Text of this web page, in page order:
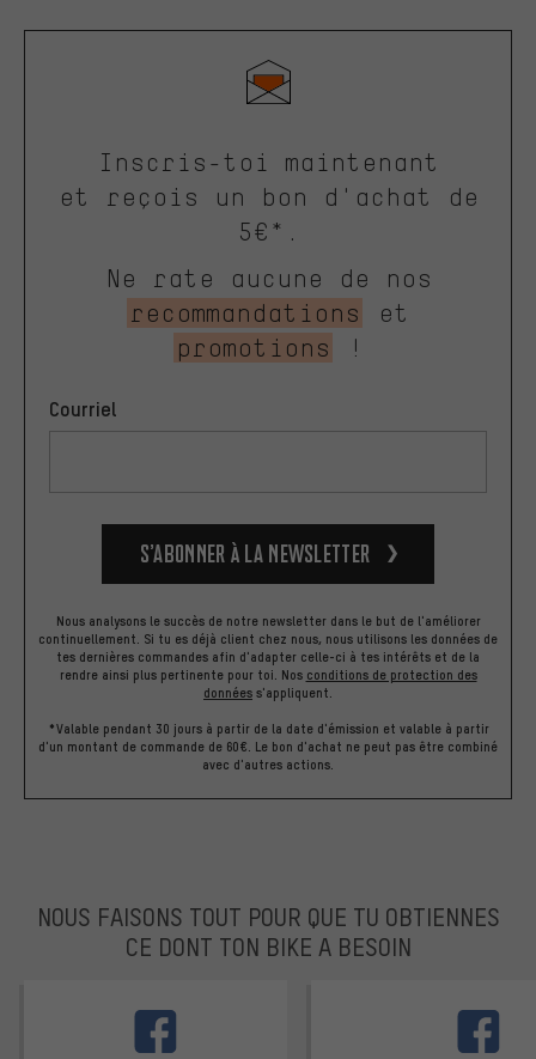
Inscris-toi maintenant
et reçois un bon d'achat de
5€*.
Ne rate aucune de nos
recommandations
et
promotions
!
Courriel
S’abonner à la newsletter
Nous analysons le succès de notre newsletter dans le but de l'améliorer
continuellement. Si tu es déjà client chez nous, nous utilisons les données de
tes dernières commandes afin d'adapter celle-ci à tes intérêts et de la
rendre ainsi plus pertinente pour toi. Nos conditions de protection des
données s'appliquent.
*Valable pendant 30 jours à partir de la date d'émission et valable à partir
d'un montant de commande de 60€. Le bon d'achat ne peut pas être combiné
avec d'autres actions.
NOUS FAISONS TOUT POUR QUE TU OBTIENNES
CE DONT TON BIKE A BESOIN